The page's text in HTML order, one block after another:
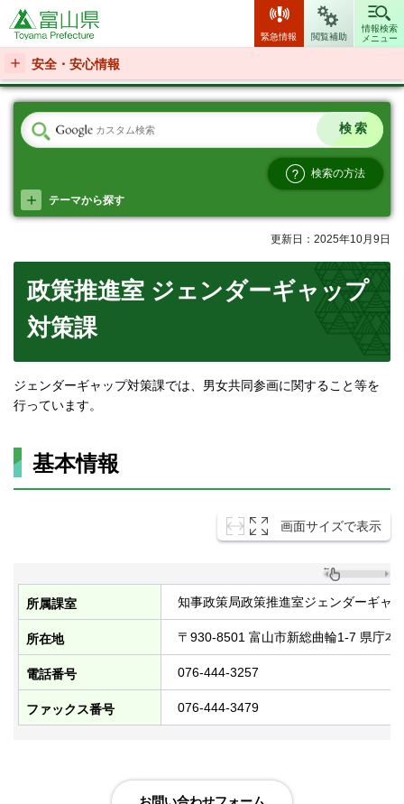
富山県
緊急情報 閲覧補助
情報検索
メニュー
安全・安心情報
検索の方法
テーマから探す
更新日：2025年10月9日
政策推進室 ジェンダーギャップ
対策課
ジェンダーギャップ対策課では、男女共同参画に関すること等を
行っています。
基本情報
画面サイズで表示
所属課室 知事政策局政策推進室ジェンダーギャ
所在地 〒930-8501 富山市新総曲輪1-7 県庁本
電話番号 076-444-3257
ファックス番号 076-444-3479